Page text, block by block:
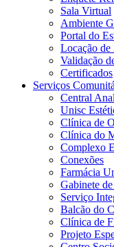
Sala Virtual
Ambiente
Portal do
Locação de
Validação
Certificados
Serviços
Central
Unisc
Clínica de
Clínica do
Complexo
Conexões
Farmácia
Gabinete
Serviço
Balcão do
Clínica de
Projeto